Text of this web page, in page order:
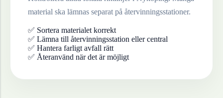
material ska lämnas separat på återvinningsstationer.
✅ Sortera materialet korrekt
✅ Lämna till återvinningsstation eller central
✅ Hantera farligt avfall rätt
✅ Återanvänd när det är möjligt